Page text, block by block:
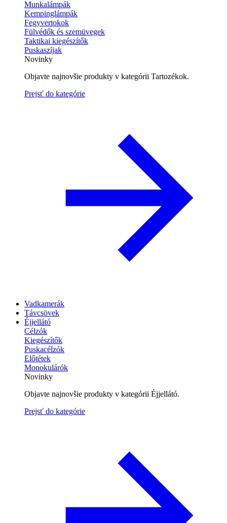
Munkalámpák
Kempinglámpák
Fegyvertokok
Fülvédők és szemüvegek
Taktikai kiegészítők
Puskaszíjak
Novinky
Objavte najnovšie produkty v kategórii Tartozékok.
Prejsť do kategórie
Vadkamerák
Távcsövek
Éjjellátó
Célzók
Kiegészítők
Puskacélzók
Előtétek
Monokulárók
Novinky
Objavte najnovšie produkty v kategórii Éjjellátó.
Prejsť do kategórie